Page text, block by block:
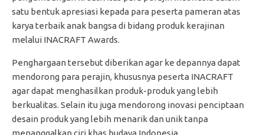
satu bentuk apresiasi kepada para peserta pameran atas
karya terbaik anak bangsa di bidang produk kerajinan
melalui INACRAFT Awards.
Penghargaan tersebut diberikan agar ke depannya dapat
mendorong para perajin, khususnya peserta INACRAFT
agar dapat menghasilkan produk-produk yang lebih
berkualitas. Selain itu juga mendorong inovasi penciptaan
desain produk yang lebih menarik dan unik tanpa